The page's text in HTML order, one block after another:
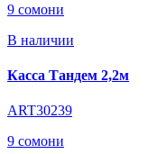
9 сомони
В наличии
Касса Тандем 2,2м
ART30239
9 сомони